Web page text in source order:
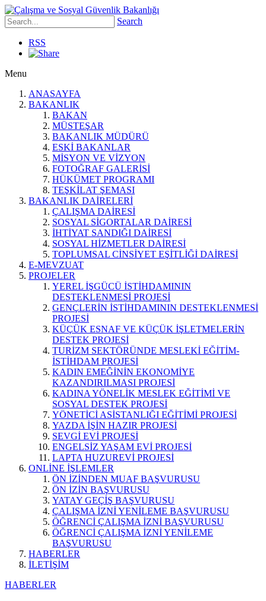
Search
RSS
Menu
ANASAYFA
BAKANLIK
BAKAN
MÜSTEŞAR
BAKANLIK MÜDÜRÜ
ESKİ BAKANLAR
MİSYON VE VİZYON
FOTOĞRAF GALERİSİ
HÜKÜMET PROGRAMI
TEŞKİLAT ŞEMASI
BAKANLIK DAİRELERİ
ÇALIŞMA DAİRESİ
SOSYAL SİGORTALAR DAİRESİ
İHTİYAT SANDIĞI DAİRESİ
SOSYAL HİZMETLER DAİRESİ
TOPLUMSAL CİNSİYET EŞİTLİĞİ DAİRESİ
E-MEVZUAT
PROJELER
YEREL İŞGÜCÜ İSTİHDAMININ
DESTEKLENMESİ PROJESİ
GENÇLERİN İSTİHDAMININ DESTEKLENMESİ
PROJESİ
KÜÇÜK ESNAF VE KÜÇÜK İŞLETMELERİN
DESTEK PROJESİ
TURİZM SEKTÖRÜNDE MESLEKİ EĞİTİM-
İSTİHDAM PROJESİ
KADIN EMEĞİNİN EKONOMİYE
KAZANDIRILMASI PROJESİ
KADINA YÖNELİK MESLEK EĞİTİMİ VE
SOSYAL DESTEK PROJESİ
YÖNETİCİ ASİSTANLIĞI EĞİTİMİ PROJESİ
YAZDA İŞİN HAZIR PROJESİ
SEVGİ EVİ PROJESİ
ENGELSİZ YAŞAM EVİ PROJESİ
LAPTA HUZUREVİ PROJESİ
ONLİNE İŞLEMLER
ÖN İZİNDEN MUAF BAŞVURUSU
ÖN İZİN BAŞVURUSU
YATAY GEÇİŞ BAŞVURUSU
ÇALIŞMA İZNİ YENİLEME BAŞVURUSU
ÖĞRENCİ ÇALIŞMA İZNİ BAŞVURUSU
ÖĞRENCİ ÇALIŞMA İZNİ YENİLEME
BAŞVURUSU
HABERLER
İLETİŞİM
HABERLER